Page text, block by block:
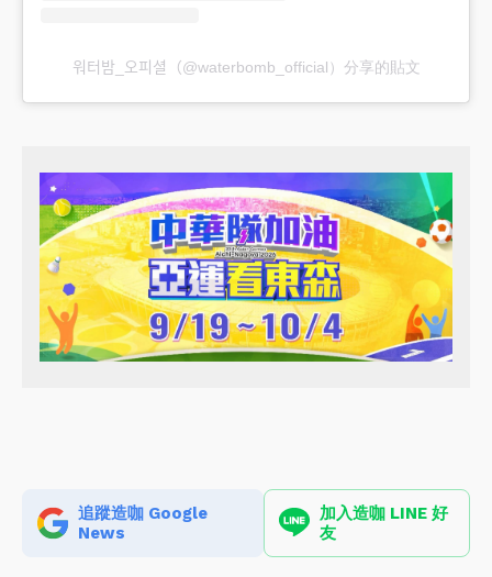
워터밤_오피셜（@waterbomb_official）分享的貼文
追蹤造咖 Google
News
加入造咖 LINE 好
友